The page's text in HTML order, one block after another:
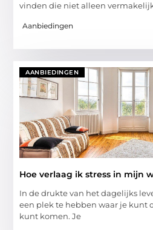
vinden die niet alleen
Aanbiedingen
AANBIEDINGEN
Hoe verlaag ik stress in mijn
In de drukte van het dagelijks
een plek te hebben waar je kunt
kunt komen. Je